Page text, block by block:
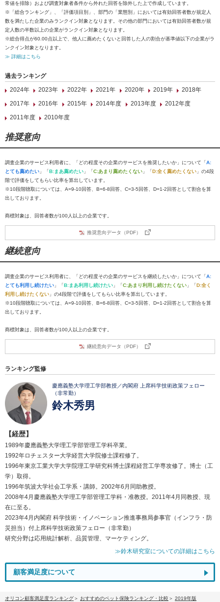
常値を排除）および調査対象者条件から外れた回答を除外した上で作成しています。
※「総合ランキング」、「評価項目別」、部門の「業態別」においては有効回答者数が規定人
数を満たした企業のみランクイン対象となります。その他の部門においては有効回答者数が規
定人数の半数以上の企業がランクイン対象となります。
※総合得点が60.00点以上で、他人に薦めたくないと回答した人の割合が基準値以下の企業がラ
ンクイン対象となります。
≫ 詳細はこちら
過去ランキング
2024年
2023年 2022年 2021年 2020年 2019年
2018年
2017年
2016年 2015年 2014年度 2013年度
2012年度
2011年度
2010年度
推奨意向
調査企業のサービス利用者に、「どの程度その企業のサービスを推奨したいか」について「A:
とても薦めたい 」「B:まあ薦めたい 」「C:あまり薦めたくない 」「D:全く薦めたくない 」の4段
階で評価をしてもらい比率を算出しています。
※10段階聴取については、A=9-10回答、B=6-8回答、C=3-5回答、D=1-2回答として割合を算
出しております。
商標対象は、回答者数が100人以上の企業です。
推奨意向データ（PDF）
継続意向
調査企業のサービス利用者に、「どの程度その企業のサービスを継続したいか」について「A:
とても利用し続けたい 」「B:まあ利用し続けたい 」「C:あまり利用し続けたくない 」「D:全く
利用し続けたくない 」の4段階で評価をしてもらい比率を算出しています。
※10段階聴取については、A=9-10回答、B=6-8回答、C=3-5回答、D=1-2回答として割合を算
出しております。
商標対象は、回答者数が100人以上の企業です。
継続意向データ（PDF）
ランキング監修
慶應義塾大学理工学部教授／内閣府 上席科学技術政策フェロー
（非常勤）
鈴木秀男
【経歴】
1989年慶應義塾大学理工学部管理工学科卒業。
1992年ロチェスター大学経営大学院修士課程修了。
1996年東京工業大学大学院理工学研究科博士課程経営工学専攻修了。博士（工
学）取得。
1996年筑波大学社会工学系・講師。2002年6月同助教授。
2008年4月慶應義塾大学理工学部管理工学科・准教授。2011年4月同教授、現
在に至る。
2023年4月内閣府 科学技術・イノベーション推進事務局参事官（インフラ・防
災担当）付上席科学技術政策フェロー（非常勤）
研究分野は応用統計解析、品質管理、マーケティング。
≫鈴木研究室についての詳細はこちら
顧客満足度について
オリコン顧客満足度ランキング おすすめのペット保険ランキング・比較
2019年版